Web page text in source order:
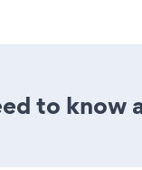
to know